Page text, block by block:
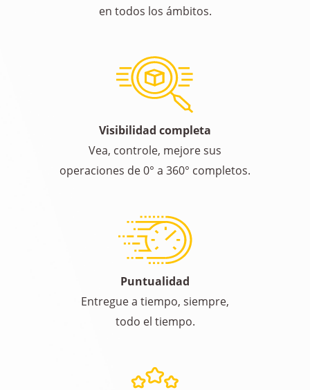
en todos los ámbitos.
Visibilidad completa
Vea, controle, mejore sus
operaciones de 0° a 360° completos.
Puntualidad
Entregue a tiempo, siempre,
todo el tiempo.